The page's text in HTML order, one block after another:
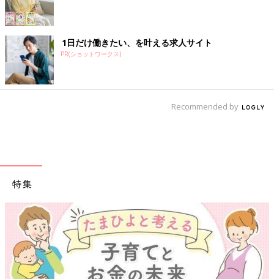
1日だけ働きたい、を叶える求人サイト
PR(ショットワークス)
Recommended by
特集